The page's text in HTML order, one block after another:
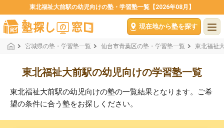
東北福祉大前駅の幼児向けの塾・学習塾一覧【2026年08月】
現在地から塾を探す
宮城県の塾・学習塾一覧 仙台市青葉区の塾・学習塾一覧 東北福祉
東北福祉大前駅の幼児向けの学習塾一覧
東北福祉大前駅の幼児向けの塾の一覧結果となります。ご希
望の条件に合う塾をお探しください。